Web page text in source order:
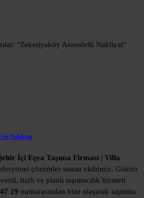
"Zekeriyaköy Asansörlü Nakliyat"
Nakliyat
İçi Eşya Taşıma Firması | Villa
çözümler sunan ekibimiz, Göktur
hızlı ve planlı taşımacılık hizmeti
29 numarasından bize ulaşarak taşınma